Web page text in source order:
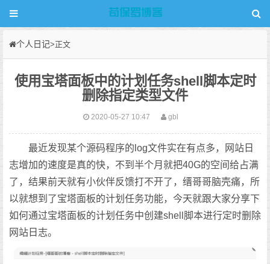
个人日记>正文
使用宝塔面板中的计划任务shell脚本定时
删除指定类型文件
2020-05-27 10:47 gbl
最近发现某个源码程序的log文件实在有点多，网站日
志增加的速度是真的快，不到半个月就把40G的空间给占满
了，结果前天就有小伙伴反馈打不开了，缙哥哥脑壳痛，所
以就想到了宝塔面板的计划任务功能，今天就跟大家分享下
如何通过宝塔面板的计划任务中创建shell脚本进行定时删除
网站日志。